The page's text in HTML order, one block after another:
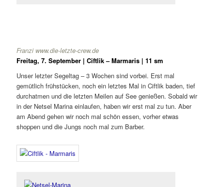
Franzi www.die-letzte-crew.de
Freitag, 7. September | Ciftlik – Marmaris | 11 sm
Unser letzter Segeltag – 3 Wochen sind vorbei. Erst mal
gemütlich frühstücken, noch ein letztes Mal in Ciftlik baden, tief
durchatmen und die letzten Meilen auf See genießen. Sobald wir
in der Netsel Marina einlaufen, haben wir erst mal zu tun. Aber
am Abend gehen wir noch mal schön essen, vorher etwas
shoppen und die Jungs noch mal zum Barber.